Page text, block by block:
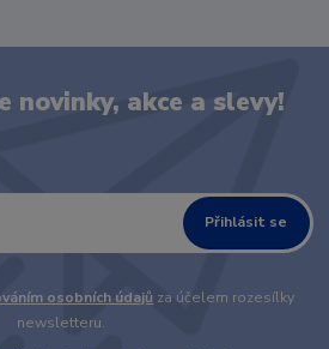
novinky, akce a slevy!
Přihlásit se
osobních údajů za účelem rozesílky
newsletteru.